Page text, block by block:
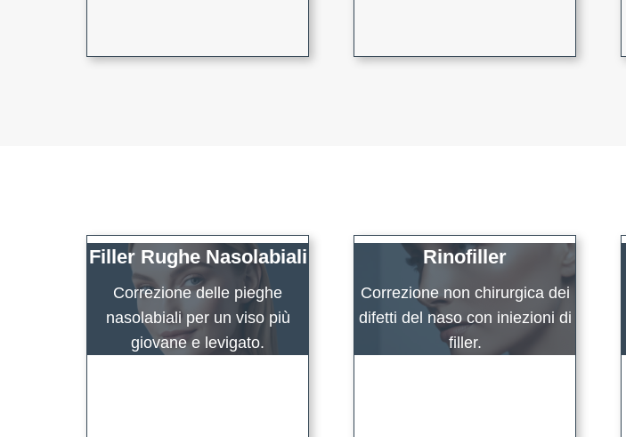
Filler Rughe Nasolabiali
Correzione delle pieghe
nasolabiali per un viso più
giovane e levigato.
Rinofiller
Correzione non chirurgica dei
difetti del naso con iniezioni di
filler.